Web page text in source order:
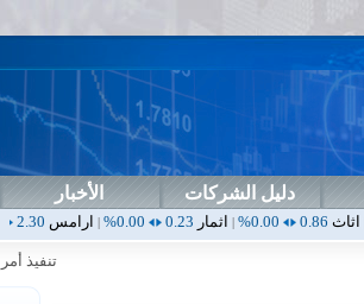
دليل الشركات الأخبار
|اثمار0.23
|ارامس2.30
0.00%
|اربيل
تنفيذ أمر